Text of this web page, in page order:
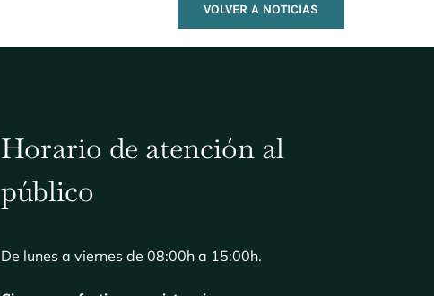
VOLVER A NOTICIAS
Horario de atención al
público
De lunes a viernes de 08:00h a 15:00h.